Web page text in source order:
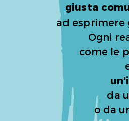
ad esprimere
Ogni
come le
da
o da
giusta